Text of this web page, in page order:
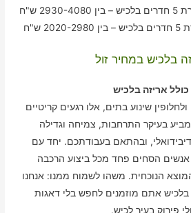
ש"ח
ש"ח
בלכיש במחיר זול
אריזה בלכיש
שינוע בתים, אלו רגעים קריטיים
מביע בעיקר התרחבות, צמיחה וגדילה
ובהתאם בעבודתכם. יחד עם
הסחים פחד מכל ביצוע הרכבה
הנוכחית. משהו לשמוח ממנו: אנחנו
אתם מוזמנים לחפש בלי דאגות
פירוק בעיר לכיש.